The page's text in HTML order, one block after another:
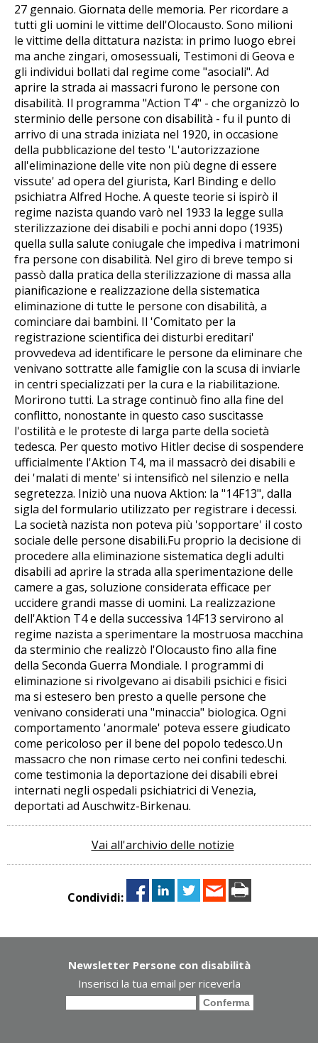
27 gennaio. Giornata delle memoria. Per ricordare a
tutti gli uomini le vittime dell'Olocausto. Sono milioni
le vittime della dittatura nazista: in primo luogo ebrei
ma anche zingari, omosessuali, Testimoni di Geova e
gli individui bollati dal regime come "asociali". Ad
aprire la strada ai massacri furono le persone con
disabilità. Il programma "Action T4" - che organizzò lo
sterminio delle persone con disabilità - fu il punto di
arrivo di una strada iniziata nel 1920, in occasione
della pubblicazione del testo 'L'autorizzazione
all'eliminazione delle vite non più degne di essere
vissute' ad opera del giurista, Karl Binding e dello
psichiatra Alfred Hoche. A queste teorie si ispirò il
regime nazista quando varò nel 1933 la legge sulla
sterilizzazione dei disabili e pochi anni dopo (1935)
quella sulla salute coniugale che impediva i matrimoni
fra persone con disabilità. Nel giro di breve tempo si
passò dalla pratica della sterilizzazione di massa alla
pianificazione e realizzazione della sistematica
eliminazione di tutte le persone con disabilità, a
cominciare dai bambini. Il 'Comitato per la
registrazione scientifica dei disturbi ereditari'
provvedeva ad identificare le persone da eliminare che
venivano sottratte alle famiglie con la scusa di inviarle
in centri specializzati per la cura e la riabilitazione.
Morirono tutti. La strage continuò fino alla fine del
conflitto, nonostante in questo caso suscitasse
l'ostilità e le proteste di larga parte della società
tedesca. Per questo motivo Hitler decise di sospendere
ufficialmente l'Aktion T4, ma il massacrò dei disabili e
dei 'malati di mente' si intensificò nel silenzio e nella
segretezza. Iniziò una nuova Aktion: la "14F13", dalla
sigla del formulario utilizzato per registrare i decessi.
La società nazista non poteva più 'sopportare' il costo
sociale delle persone disabili.Fu proprio la decisione di
procedere alla eliminazione sistematica degli adulti
disabili ad aprire la strada alla sperimentazione delle
camere a gas, soluzione considerata efficace per
uccidere grandi masse di uomini. La realizzazione
dell'Aktion T4 e della successiva 14F13 servirono al
regime nazista a sperimentare la mostruosa macchina
da sterminio che realizzò l'Olocausto fino alla fine
della Seconda Guerra Mondiale. I programmi di
eliminazione si rivolgevano ai disabili psichici e fisici
ma si estesero ben presto a quelle persone che
venivano considerati una "minaccia" biologica. Ogni
comportamento 'anormale' poteva essere giudicato
come pericoloso per il bene del popolo tedesco.Un
massacro che non rimase certo nei confini tedeschi.
come testimonia la deportazione dei disabili ebrei
internati negli ospedali psichiatrici di Venezia,
deportati ad Auschwitz-Birkenau.
Vai all'archivio delle notizie
Condividi:
Newsletter Persone con disabilità
Inserisci la tua email per riceverla